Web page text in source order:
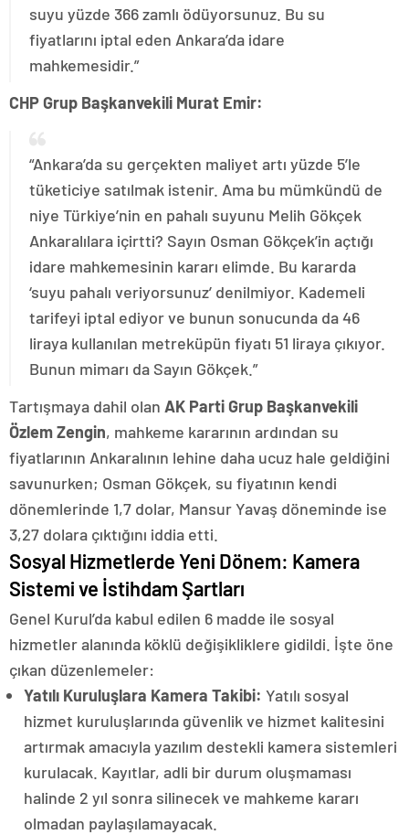
suyu yüzde 366 zamlı ödüyorsunuz. Bu su
fiyatlarını iptal eden Ankara’da idare
mahkemesidir.”
CHP Grup Başkanvekili Murat Emir:
“Ankara’da su gerçekten maliyet artı yüzde 5’le
tüketiciye satılmak istenir. Ama bu mümkündü de
niye Türkiye’nin en pahalı suyunu Melih Gökçek
Ankaralılara içirtti? Sayın Osman Gökçek’in açtığı
idare mahkemesinin kararı elimde. Bu kararda
‘suyu pahalı veriyorsunuz’ denilmiyor. Kademeli
tarifeyi iptal ediyor ve bunun sonucunda da 46
liraya kullanılan metreküpün fiyatı 51 liraya çıkıyor.
Bunun mimarı da Sayın Gökçek.”
Tartışmaya dahil olan AK Parti Grup Başkanvekili
Özlem Zengin, mahkeme kararının ardından su
fiyatlarının Ankaralının lehine daha ucuz hale geldiğini
savunurken; Osman Gökçek, su fiyatının kendi
dönemlerinde 1,7 dolar, Mansur Yavaş döneminde ise
3,27 dolara çıktığını iddia etti.
Sosyal Hizmetlerde Yeni Dönem: Kamera
Sistemi ve İstihdam Şartları
Genel Kurul’da kabul edilen 6 madde ile sosyal
hizmetler alanında köklü değişikliklere gidildi. İşte öne
çıkan düzenlemeler:
Yatılı Kuruluşlara Kamera Takibi: Yatılı sosyal
hizmet kuruluşlarında güvenlik ve hizmet kalitesini
artırmak amacıyla yazılım destekli kamera sistemleri
kurulacak. Kayıtlar, adli bir durum oluşmaması
halinde 2 yıl sonra silinecek ve mahkeme kararı
olmadan paylaşılamayacak.